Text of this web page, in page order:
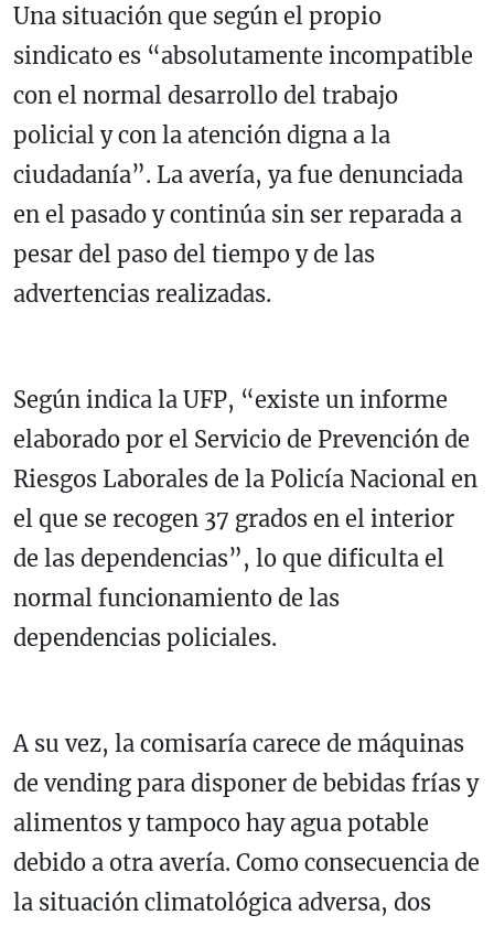
Una situación que según el propio
sindicato es “absolutamente incompatible
con el normal desarrollo del trabajo
policial y con la atención digna a la
ciudadanía”. La avería, ya fue denunciada
en el pasado y continúa sin ser reparada a
pesar del paso del tiempo y de las
advertencias realizadas.
Según indica la UFP, “existe un informe
elaborado por el Servicio de Prevención de
Riesgos Laborales de la Policía Nacional en
el que se recogen 37 grados en el interior
de las dependencias”, lo que dificulta el
normal funcionamiento de las
dependencias policiales.
A su vez, la comisaría carece de máquinas
de vending para disponer de bebidas frías y
alimentos y tampoco hay agua potable
debido a otra avería. Como consecuencia de
la situación climatológica adversa, dos